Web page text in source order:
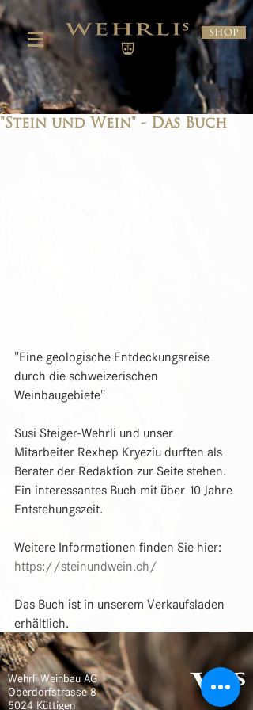
Shop
"Stein und Wein" - Das Buch
"Eine geologische Entdeckungsreise
durch die schweizerischen
Weinbaugebiete"
Susi Steiger-Wehrli und unser
Mitarbeiter Rexhep Kryeziu durften als
Berater der Redaktion zur Seite stehen.
Ein interessantes Buch mit über 10 Jahre
Entstehungszeit.
Weitere Informationen finden Sie hier:
https://steinundwein.ch/
Das Buch ist in unserem Verkaufsladen
erhältlich.
Wehrli Weinbau AG
Oberdorfstrasse 8
5024 Küttigen